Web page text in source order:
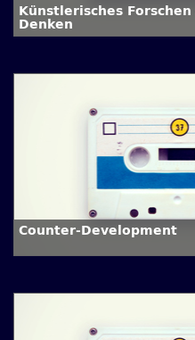
Künstlerisches Forschen
Denken
Counter-Development